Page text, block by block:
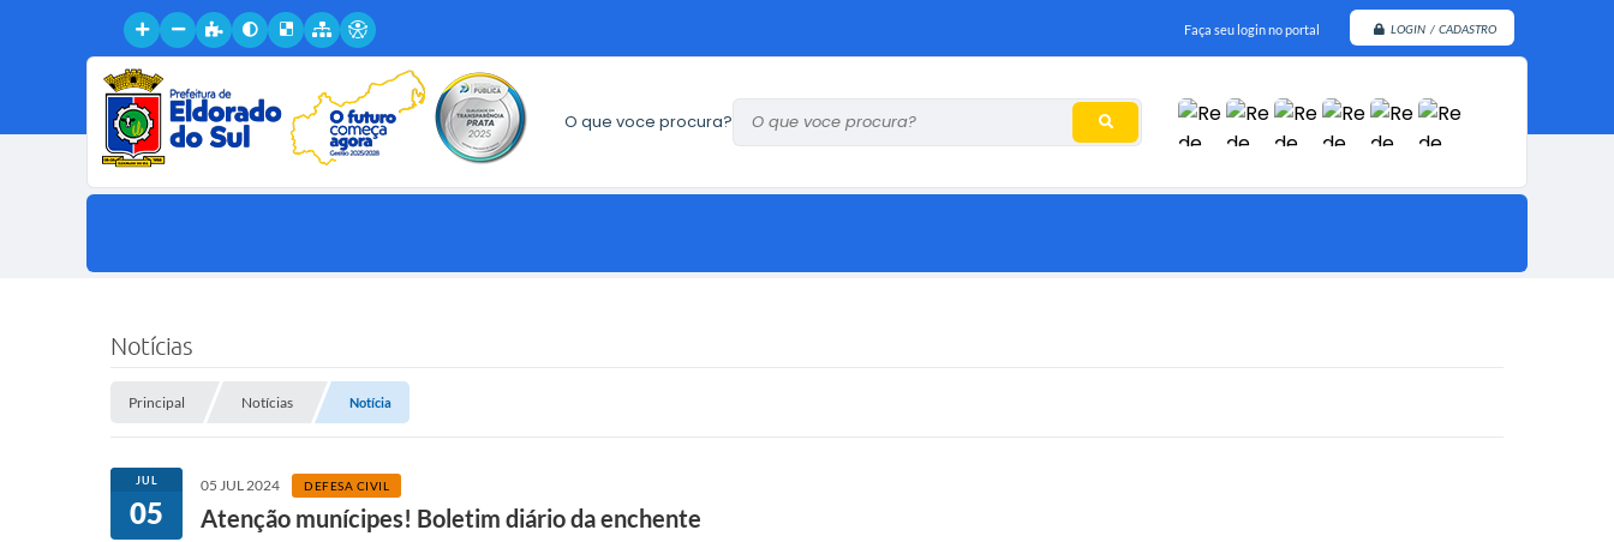
Faça seu login no portal LOGIN / CADASTRO
O que voce procura?
Notícias
Principal Notícias Notícia
JUL
05
05 JUL 2024 DEFESA CIVIL
Atenção munícipes! Boletim diário da enchente